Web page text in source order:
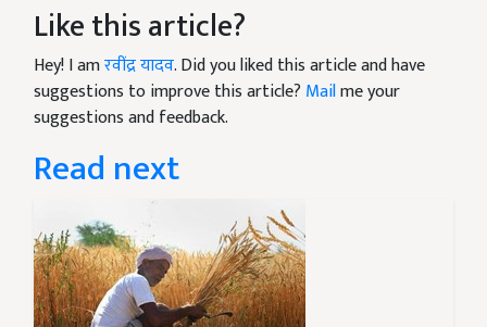
Like this article?
Hey! I amरवींद्र यादव. Did you liked this article and have
suggestions to improve this article? Mailme your
suggestions and feedback.
Read next